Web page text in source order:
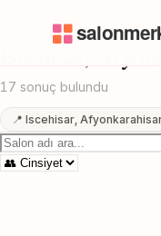
Iscehisar,
17 sonuç bulundu
📍 Iscehisar,